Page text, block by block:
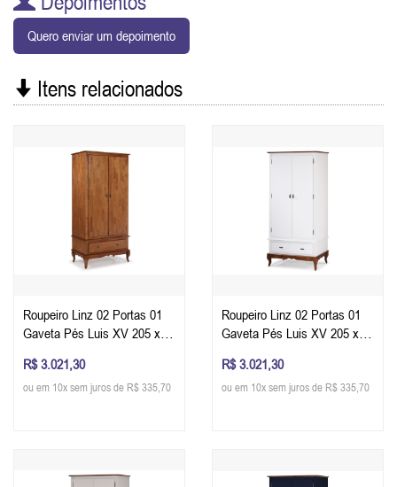
Quero enviar um depoimento
Itens relacionados
Roupeiro Linz 02 Portas 01
Gaveta Pés Luis XV 205 x
Imbuia Glazer
R$ 3.021,30
ou em 10x sem juros de R$ 335,70
Roupeiro Linz 02 Portas 01
Gaveta Pés Luis XV 205 x
Imbuia Glazer - Branco
R$ 3.021,30
ou em 10x sem juros de R$ 335,70